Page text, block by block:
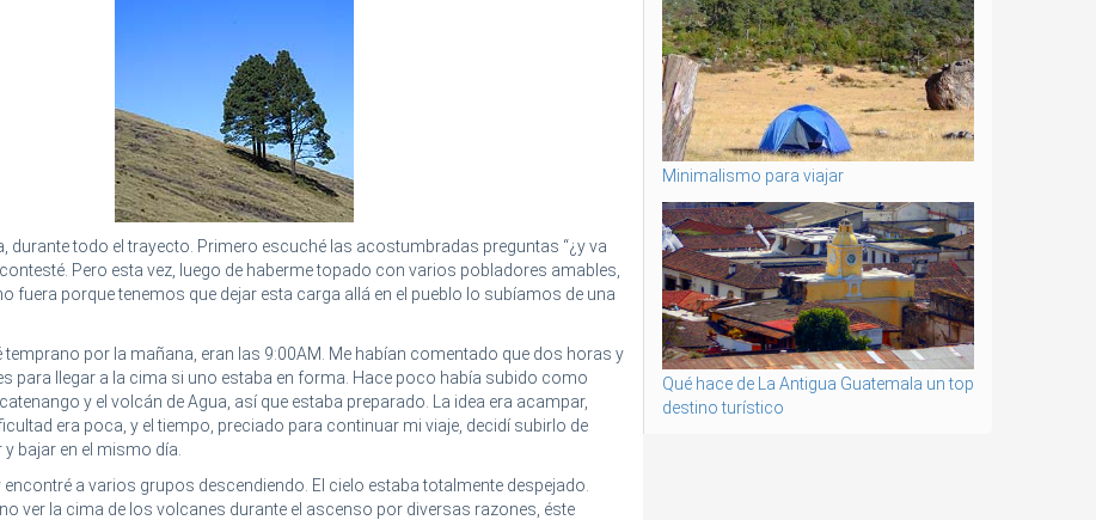
durante todo el trayecto. Primero escuché las acostumbradas preguntas “¿y va
Pero esta vez, luego de haberme topado con varios pobladores amables,
fuera porque tenemos que dejar esta carga allá en el pueblo lo subíamos de una
temprano por la mañana, eran las 9:00AM. Me habían comentado que dos horas y
para llegar a la cima si uno estaba en forma. Hace poco había subido como
y el volcán de Agua, así que estaba preparado. La idea era acampar,
era poca, y el tiempo, preciado para continuar mi viaje, decidí subirlo de
bajar en el mismo día.
a varios grupos descendiendo. El cielo estaba totalmente despejado.
ver la cima de los volcanes durante el ascenso por diversas razones, éste
Minimalismo para viajar
Qué hace de La Antigua Guatemala un top
destino turístico